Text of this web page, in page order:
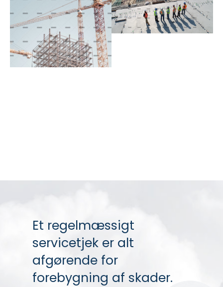
Et regelmæssigt
servicetjek er alt
afgørende for
forebygning af skader.